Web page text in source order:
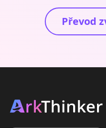
Převod